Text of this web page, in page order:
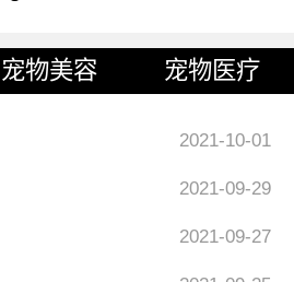
宠物美容 宠物医疗
2021-10-01
2021-09-29
2021-09-27